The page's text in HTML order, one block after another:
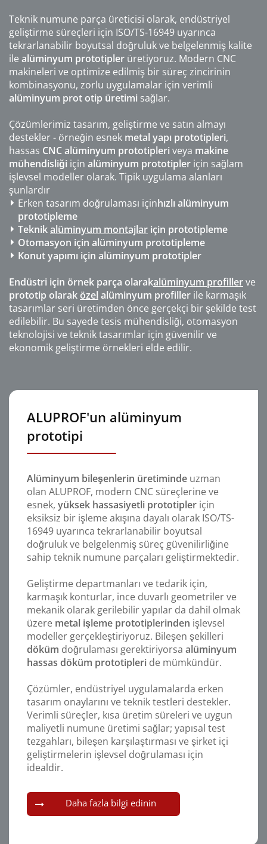
Teknik numune parça üreticisi olarak, endüstriyel
geliştirme süreçleri için ISO/TS-16949 uyarınca
tekrarlanabilir boyutsal doğruluk ve belgelenmiş kalite
ile alüminyum prototipler üretiyoruz. Modern CNC
makineleri ve optimize edilmiş bir süreç zincirinin
kombinasyonu, zorlu uygulamalar için verimli
alüminyum prot otip üretimi sağlar.
Çözümlerimiz tasarım, geliştirme ve satın almayı
destekler - örneğin esnek metal yapı prototipleri,
hassas CNC alüminyum prototipleri veya makine
mühendisliği için alüminyum prototipler için sağlam
işlevsel modeller olarak. Tipik uygulama alanları
şunlardır
Erken tasarım doğrulaması içinhızlı alüminyum
prototipleme
Teknikalüminyum montajlar için prototipleme
Otomasyon için alüminyum prototipleme
Konut yapımı için alüminyum prototipler
Endüstri için örnek parça olarakalüminyum profillerve
prototip olarak özel alüminyum profiller ile karmaşık
tasarımlar seri üretimden önce gerçekçi bir şekilde test
edilebilir. Bu sayede tesis mühendisliği, otomasyon
teknolojisi ve teknik tasarımlar için güvenilir ve
ekonomik geliştirme örnekleri elde edilir.
ALUPROF'un alüminyum
prototipi
Alüminyum bileşenlerin üretiminde uzman
olan ALUPROF, modern CNC süreçlerine ve
esnek, yüksek hassasiyetli prototipler için
eksiksiz bir işleme akışına dayalı olarak ISO/TS-
16949 uyarınca tekrarlanabilir boyutsal
doğruluk ve belgelenmiş süreç güvenilirliğine
sahip teknik numune parçaları geliştirmektedir.
Geliştirme departmanları ve tedarik için,
karmaşık konturlar, ince duvarlı geometriler ve
mekanik olarak gerilebilir yapılar da dahil olmak
üzere metal işleme prototiplerinden işlevsel
modeller gerçekleştiriyoruz. Bileşen şekilleri
döküm doğrulaması gerektiriyorsa alüminyum
hassas döküm prototipleri de mümkündür.
Çözümler, endüstriyel uygulamalarda erken
tasarım onaylarını ve teknik testleri destekler.
Verimli süreçler, kısa üretim süreleri ve uygun
maliyetli numune üretimi sağlar; yapısal test
tezgahları, bileşen karşılaştırması ve şirket içi
geliştirmelerin işlevsel doğrulaması için
idealdir.
Daha fazla bilgi edinin